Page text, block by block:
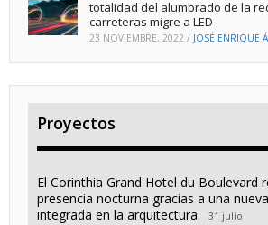
totalidad del alumbrado de la
carreteras migre a LED
23 NOVIEMBRE, 2022 / JOSÉ ENRIQUE
Proyectos
El Corinthia Grand Hotel du Boulevard
presencia nocturna gracias a una
integrada en la arquitectura
31 julio